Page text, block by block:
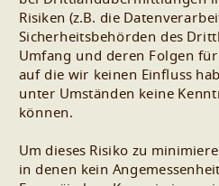
Risiken (z.B. die
Sicherheitsbehörden des
Umfang und deren Folgen
auf die wir keinen Einfluss
unter Umständen keine
können.
Um dieses Risiko zu
in denen kein